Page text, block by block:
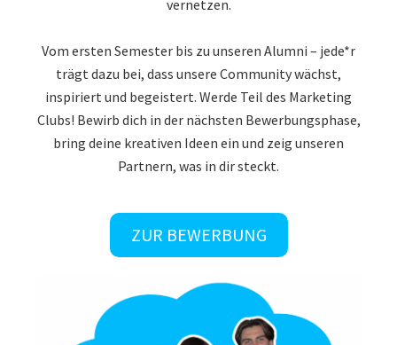
vernetzen.
Vom ersten Semester bis zu unseren Alumni – jede*r
trägt dazu bei, dass unsere Community wächst,
inspiriert und begeistert. Werde Teil des Marketing
Clubs! Bewirb dich in der nächsten Bewerbungsphase,
bring deine kreativen Ideen ein und zeig unseren
Partnern, was in dir steckt.
ZUR BEWERBUNG